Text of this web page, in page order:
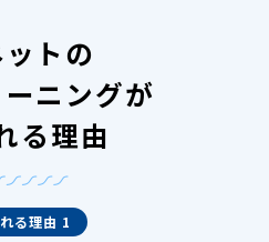
トの
ニングが
る理由
る理由 1